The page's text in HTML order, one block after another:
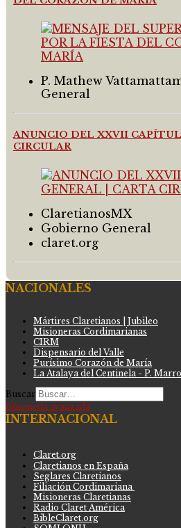
P. Mathew
General
ANUNCIO DEL XXVII
CIRCULAR
ClaretianosMX
Gobierno General
claret.org
NACIONALES
Mártires Claretianos | Jubileo
Misioneras Cordimarianas
CIRM
Dispensario del Valle
Purísimo Corazón de María
La Atalaya del Centinela - P.
Buscar
Búsqueda avanzada
INTERNACIONAL
Claret.org
Claretianos en España
Seglares Claretianos
Filiación Cordimariana
Misioneras Claretianas
Radio Claret América
BibleClaret.org